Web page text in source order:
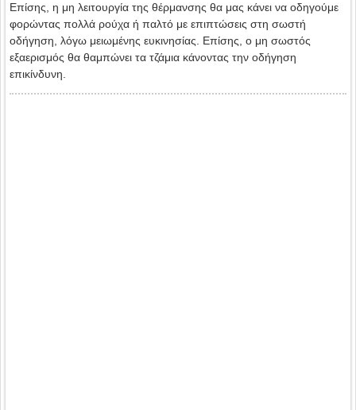
Επίσης, η μη λειτουργία της θέρμανσης θα μας κάνει να οδηγούμε
φορώντας πολλά ρούχα ή παλτό με επιπτώσεις στη σωστή
οδήγηση, λόγω μειωμένης ευκινησίας. Επίσης, ο μη σωστός
εξαερισμός θα θαμπώνει τα τζάμια κάνοντας την οδήγηση
επικίνδυνη.